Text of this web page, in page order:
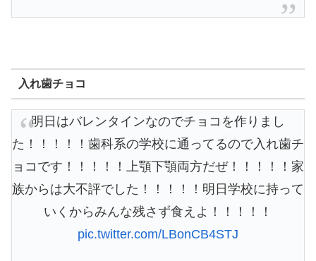
入れ歯チョコ
明日はバレンタインなのでチョコを作りまし
た！！！！！歯科系の学校に通ってるので入れ歯チ
ョコです！！！！！上顎下顎両方だぜ！！！！！家
族からは大不評でした！！！！！明日学校に持って
いくからみんな残さず食えよ！！！！！
pic.twitter.com/LBonCB4STJ